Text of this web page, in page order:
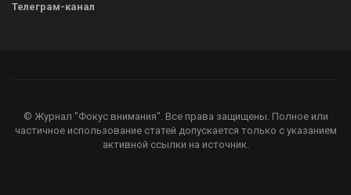
Телеграм-канал
© Журнал "Фокус внимания". Все права защищены. Полное или
частичное использование статей допускается только с указанием
активной ссылки на источник.